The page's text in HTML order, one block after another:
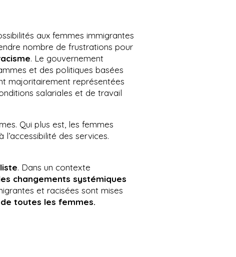
aux femmes immigrantes
nombre de frustrations pour
. Le gouvernement
et des politiques basées
majoritairement représentées
salariales et de travail
Qui plus est, les femmes
des services.
. Dans un contexte
changements systémiques
et racisées sont mises
toutes les femmes.